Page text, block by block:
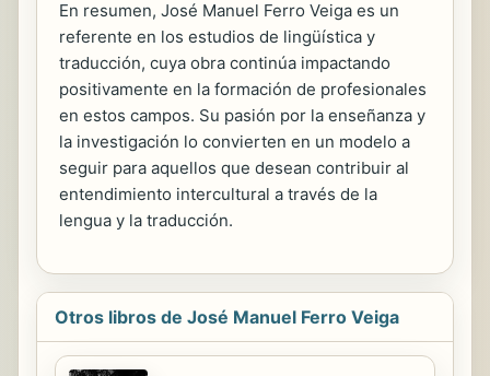
En resumen, José Manuel Ferro Veiga es un
referente en los estudios de lingüística y
traducción, cuya obra continúa impactando
positivamente en la formación de profesionales
en estos campos. Su pasión por la enseñanza y
la investigación lo convierten en un modelo a
seguir para aquellos que desean contribuir al
entendimiento intercultural a través de la
lengua y la traducción.
Otros libros de José Manuel Ferro Veiga